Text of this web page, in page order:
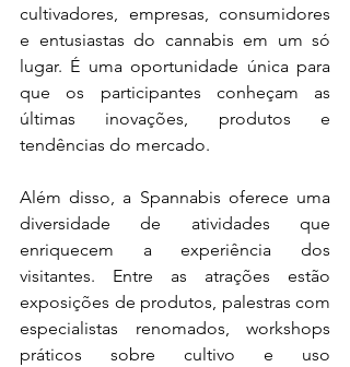
cultivadores, empresas, consumidores
e entusiastas do cannabis em um só
lugar. É uma oportunidade única para
que os participantes conheçam as
últimas inovações, produtos e
tendências do mercado.
Além disso, a Spannabis oferece uma
diversidade de atividades que
enriquecem a experiência dos
visitantes. Entre as atrações estão
exposições de produtos, palestras com
especialistas renomados, workshops
práticos sobre cultivo e uso